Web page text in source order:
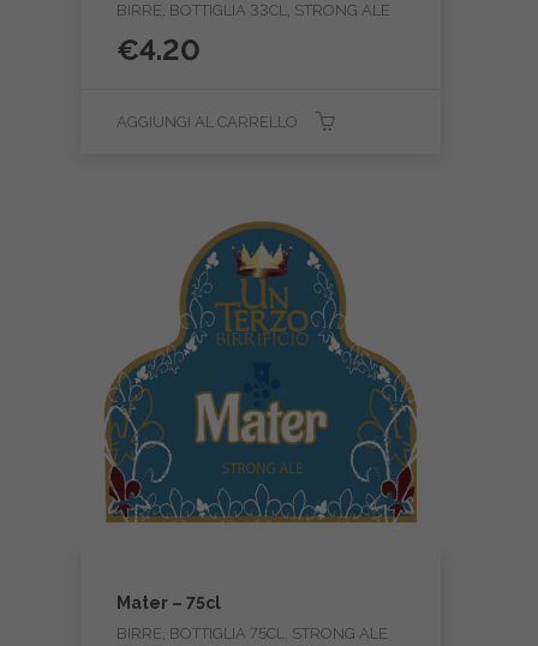
BIRRE, BOTTIGLIA 33CL, STRONG ALE
€4.20
AGGIUNGI AL CARRELLO
Mater – 75cl
BIRRE, BOTTIGLIA 75CL, STRONG ALE